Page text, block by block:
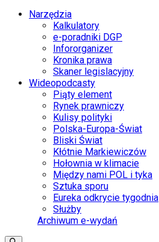
Narzędzia
Kalkulatory
e-poradniki DGP
Infororganizer
Kronika prawa
Skaner legislacyjny
Wideopodcasty
Piąty element
Rynek prawniczy
Kulisy polityki
Polska-Europa-Świat
Bliski Świat
Kłótnie Markiewiczów
Hołownia w klimacie
Między nami POL i tyka
Sztuka sporu
Eureka odkrycie tygodnia
Służby
Archiwum e-wydań